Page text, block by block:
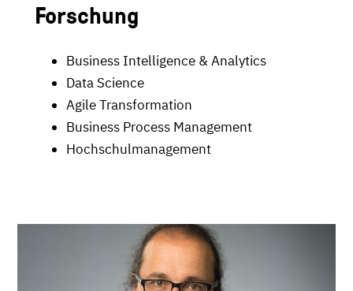
Forschung
Business Intelligence & Analytics
Data Science
Agile Transformation
Business Process Management
Hochschulmanagement